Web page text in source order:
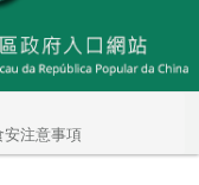
注意事項